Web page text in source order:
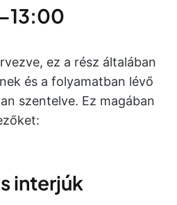
ez a rész általában
és a folyamatban lévő
szentelve. Ez magában
interjúk